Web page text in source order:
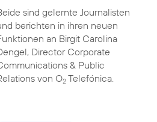
sind gelernte Journalisten
berichten in ihren neuen
an Birgit Carolina
Director Corporate
& Public
von O2Telefónica.